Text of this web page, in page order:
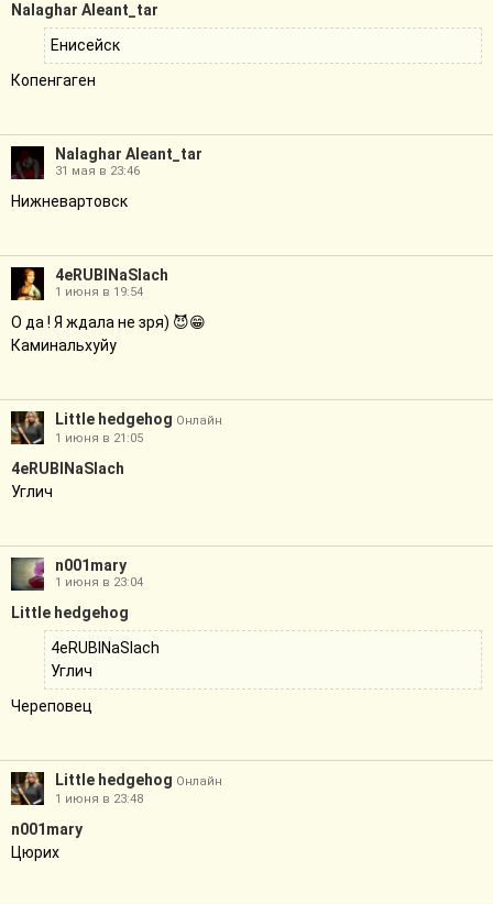
Nalaghar Aleant_tar
Енисейск
Копенгаген
Nalaghar Aleant_tar
31 мая в 23:46
Нижневартовск
4eRUBINaSlach
1 июня в 19:54
О да ! Я ждала не зря) 😈😁
Каминальхуйу
Little hedgehog Онлайн
1 июня в 21:05
4eRUBINaSlach
Углич
n001mary
1 июня в 23:04
Little hedgehog
4eRUBINaSlach
Углич
Череповец
Little hedgehog Онлайн
1 июня в 23:48
n001mary
Цюрих